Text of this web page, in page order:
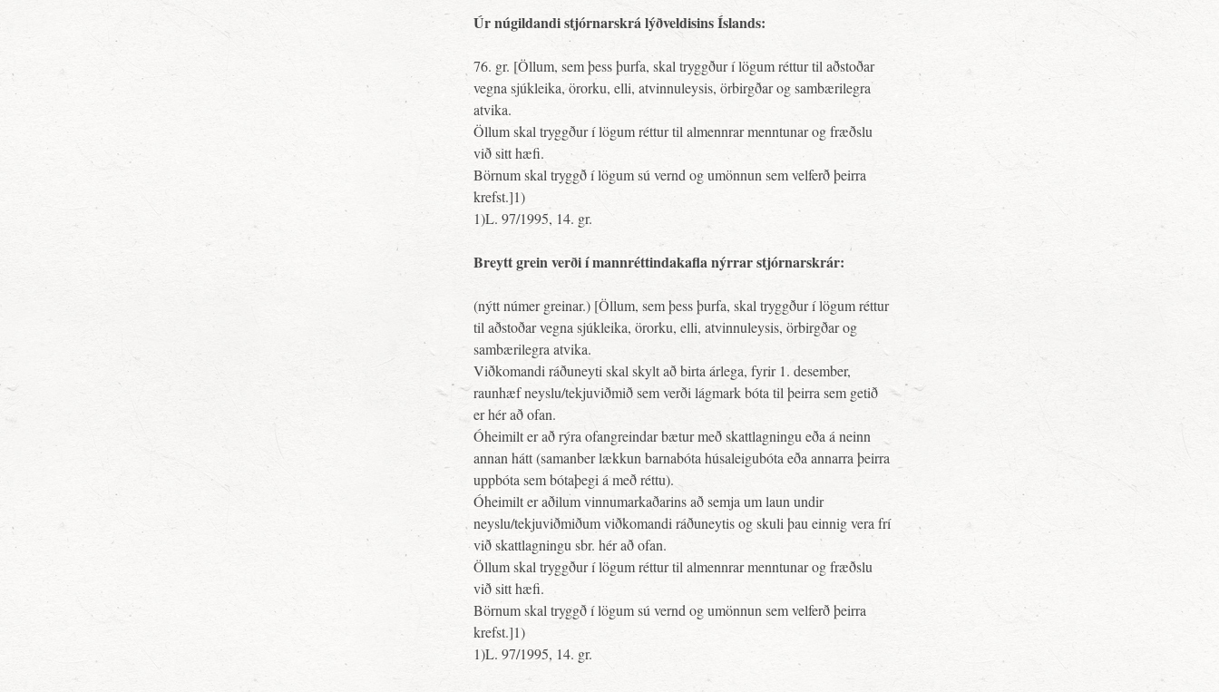
Úr núgildandi stjórnarskrá lýðveldisins Íslands:
76. gr. [Öllum, sem þess þurfa, skal tryggður í lögum réttur til aðstoðar
vegna sjúkleika, örorku, elli, atvinnuleysis, örbirgðar og sambærilegra
atvika.
Öllum skal tryggður í lögum réttur til almennrar menntunar og fræðslu
við sitt hæfi.
Börnum skal tryggð í lögum sú vernd og umönnun sem velferð þeirra
krefst.]1)
1)L. 97/1995, 14. gr.
Breytt grein verði í mannréttindakafla nýrrar stjórnarskrár:
(nýtt númer greinar.) [Öllum, sem þess þurfa, skal tryggður í lögum réttur
til aðstoðar vegna sjúkleika, örorku, elli, atvinnuleysis, örbirgðar og
sambærilegra atvika.
Viðkomandi ráðuneyti skal skylt að birta árlega, fyrir 1. desember,
raunhæf neyslu/tekjuviðmið sem verði lágmark bóta til þeirra sem getið
er hér að ofan.
Óheimilt er að rýra ofangreindar bætur með skattlagningu eða á neinn
annan hátt (samanber lækkun barnabóta húsaleigubóta eða annarra þeirra
uppbóta sem bótaþegi á með réttu).
Óheimilt er aðilum vinnumarkaðarins að semja um laun undir
neyslu/tekjuviðmiðum viðkomandi ráðuneytis og skuli þau einnig vera frí
við skattlagningu sbr. hér að ofan.
Öllum skal tryggður í lögum réttur til almennrar menntunar og fræðslu
við sitt hæfi.
Börnum skal tryggð í lögum sú vernd og umönnun sem velferð þeirra
krefst.]1)
1)L. 97/1995, 14. gr.